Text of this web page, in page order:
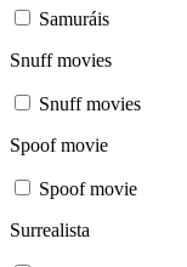
Samuráis
Snuff movies
Snuff movies
Spoof movie
Spoof movie
Surrealista